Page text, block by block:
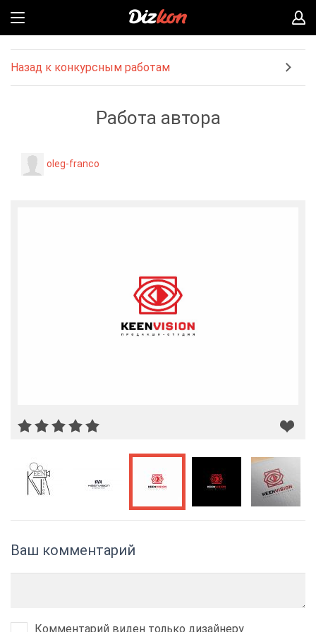
Назад к конкурсным работам
Работа автора
oleg-franco
Ваш комментарий
Комментарий виден только дизайнеру